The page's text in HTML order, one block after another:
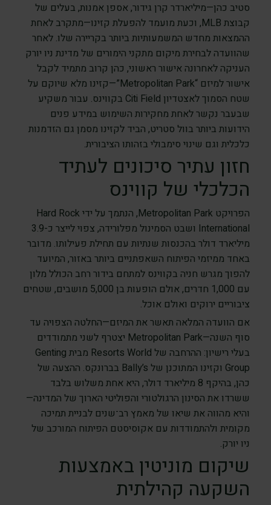
סטיב כהן—מיליארדר קרן גידור, אספן אמנות, בעלים של
קבוצת MLB, וכעת מועמד להפעלת קזינו—מתקרב לאחת
ההמצאות מחדש המשמעותיות ביותר בקריירה שלו. לאחר
שהוועדה לבחירת מיקום מתקני הימורים של מדינת ניו יורק
העניקה לאחרונה אישור ראשוני, כהן קרוב מתמיד לקבל
אישור למיזם “Metropolitan Park”—קזינו מלא שיוקם על
שטח הסמוך לאצטדיון Citi Field בקווינס. עבור משקיע
שבעבר נקשר לאחת מחקירות השימוש במידע פנים
הידועות ביותר בוול סטריט, הביד לקזינו מסמן גם הזדמנות
כלכלית וגם שינוי סימבולי בזהותו הציבורית.
חזון עתיר סיכונים לעתיד
הכלכלי של קווינס
הפרויקט Metropolitan Park, הנתמך על ידי Hard Rock
International ושבט הסמינול מפלורידה, צפוי לייצר כ-3.9
מיליארד דולר בהכנסות שנתיות עם תחילת פעילותו. מדובר
באחד ממיזמי הפיתוח השאפתניים ביותר באזור, המיועד
להפוך מגרש חניה בקווינס למתחם בידור רחב הכולל מלון
עם 1,000 חדרים, אולם הופעות בן 5,000 מושבים, שטחים
ציבוריים ירוקים ואולם אוכל.
אם הוועדה המלאה תאשר את המיזם—החלטה הצפויה עד
סוף השנה—Metropolitan Park יצטרף לשני מתמודדים
בעלי רישיון: ההרחבה של Resorts World מבית Genting
Group וקזינו המתוכנן של Bally’s בברונקס. ההצעה של
כהן, בהיקף 8 מיליארד דולר, היא אחת משלוש בלבד
ששרדו את הסינון הרגולטורי והפוליטי הארוך של המדינה—
והיא מהווה את שיאו של מאמץ רב־שנים לבניית תמיכה
מקומית ולהתמודדות עם אקוסיסטם הפיתוח המורכב של
ניו יורק.
שיקום מוניטין באמצעות
השקעה קהילתית